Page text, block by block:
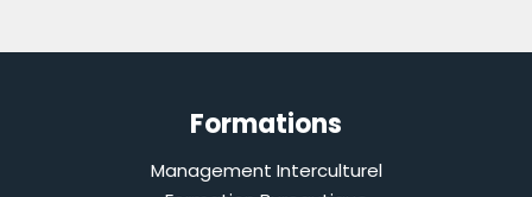
Formations
Management Interculturel